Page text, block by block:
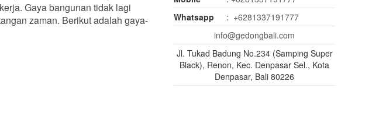
Gaya bangunan tidak lagi
zaman. Berikut adalah gaya-
Whatsapp
: +6281337191777
info@gedongbali.com
Jl. Tukad Badung No.234 (Samping Super
Black), Renon, Kec. Denpasar Sel., Kota
Denpasar, Bali 80226